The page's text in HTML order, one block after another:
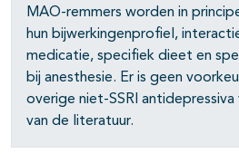
open- en dichtklappen
MAO-remmers worden in
hun bijwerkingenprofiel,
medicatie, specifiek dieet en
bij anesthesie. Er is geen
overige niet-SSRI
van de literatuur.